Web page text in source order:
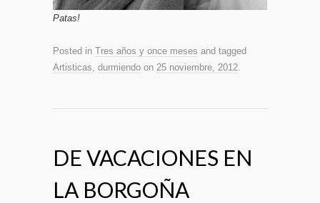
Patas!
Posted in Tres años y once meses and tagged
Artisticas durmiendo on 25 noviembre, 2012
DE VACACIONES EN
LA BORGOÑA